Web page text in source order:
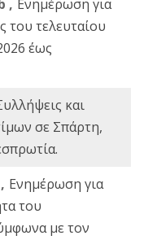
, Ενημέρωση για
του τελευταίου
έως
και
σε Σπάρτη,
Ενημέρωση για
του
με τον